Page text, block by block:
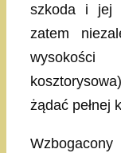
szkoda i jej
zatem
żądać pełnej